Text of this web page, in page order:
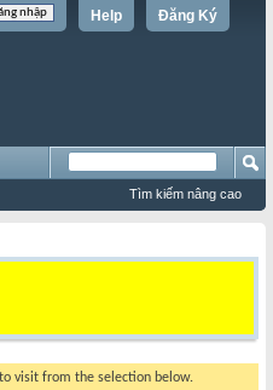
Đăng Ký
Help
Tìm kiếm nâng cao
visit from the selection below.